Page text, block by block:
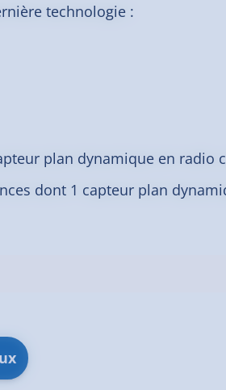
technologie :
plan dynamique en radio
dont 1 capteur plan